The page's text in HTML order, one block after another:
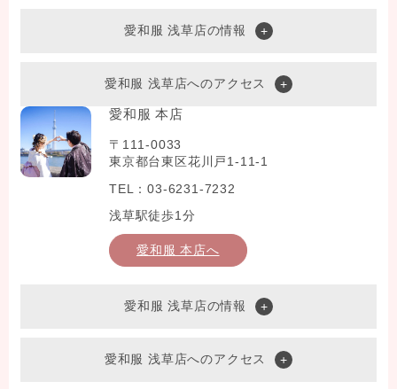
愛和服 浅草店の情報
愛和服 浅草店へのアクセス
愛和服 本店
〒111-0033
東京都台東区花川戸1-11-1
TEL：03-6231-7232
浅草駅徒歩1分
愛和服 本店へ
愛和服 浅草店の情報
愛和服 浅草店へのアクセス